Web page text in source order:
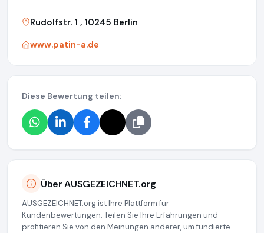
Rudolfstr. 1 , 10245 Berlin
www.patin-a.de
Diese Bewertung teilen:
Über AUSGEZEICHNET.org
AUSGEZEICHNET.org ist Ihre Plattform für
Kundenbewertungen. Teilen Sie Ihre Erfahrungen und
profitieren Sie von den Meinungen anderer, um fundierte